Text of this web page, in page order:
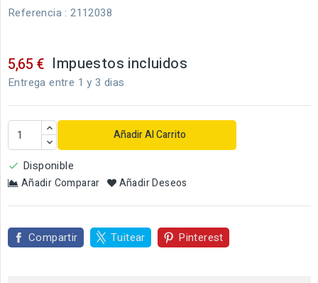
Referencia : 2112038
5,65 € Impuestos incluidos
Entrega entre 1 y 3 dias
Añadir Al Carrito
 Disponible
Añadir Comparar Añadir Deseos
Compartir Tuitear Pinterest